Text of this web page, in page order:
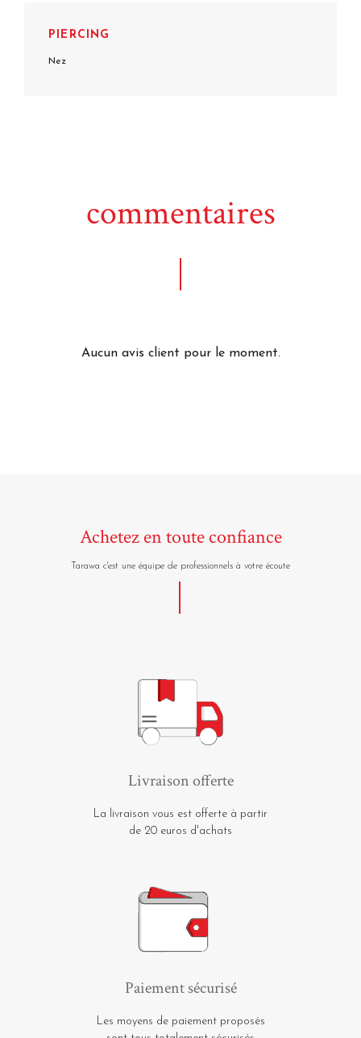
PIERCING
Nez
commentaires
Aucun avis client pour le moment.
Achetez en toute confiance
Tarawa c'est une équipe de professionnels à votre écoute
Livraison offerte
La livraison vous est offerte à partir
de 20 euros d'achats
Paiement sécurisé
Les moyens de paiement proposés